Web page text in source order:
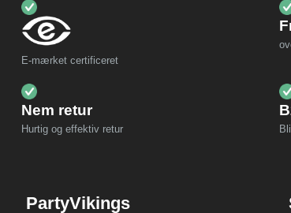
E-mærket certificeret
Nem retur
Hurtig og effektiv retur
PartyVikings